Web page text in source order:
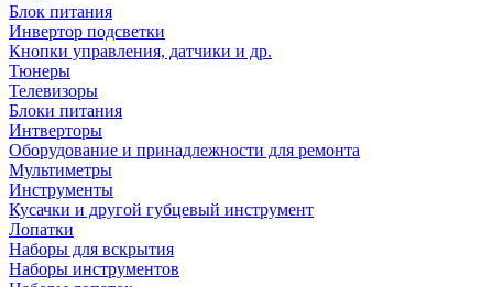
Блок питания
Инвертор подсветки
Кнопки управления, датчики и др.
Тюнеры
Телевизоры
Блоки питания
Интверторы
Оборудование и принадлежности для ремонта
Мультиметры
Инструменты
Кусачки и другой губцевый инструмент
Лопатки
Наборы для вскрытия
Наборы инструментов